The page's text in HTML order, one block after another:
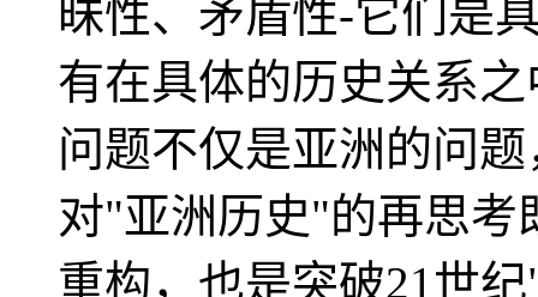
昧性、矛盾性-它们是
有在具体的历史关系
问题不仅是亚洲的问
对"亚洲历史"的再思考
重构，也是突破21世